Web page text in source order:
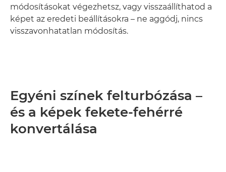
módosításokat végezhetsz, vagy visszaállíthatod a
képet az eredeti beállításokra – ne aggódj, nincs
visszavonhatatlan módosítás.
Egyéni színek felturbózása –
és a képek fekete-fehérré
konvertálása